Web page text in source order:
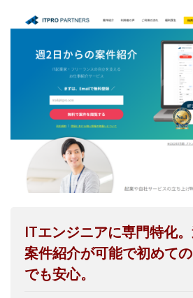
ITエンジニアに専門特化
案件紹介が可能で初めて
でも安心。